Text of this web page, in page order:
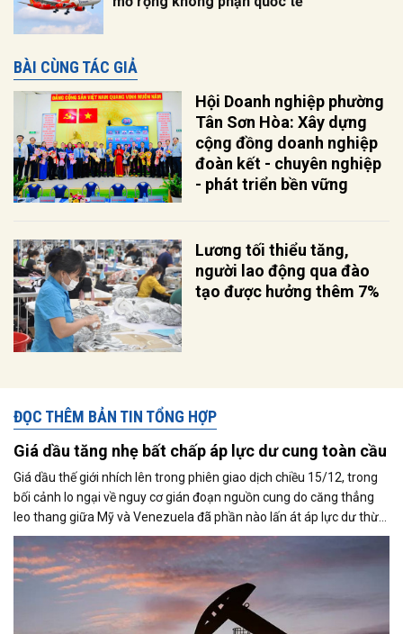
BÀI CÙNG TÁC GIẢ
Hội Doanh nghiệp phường
Tân Sơn Hòa: Xây dựng
cộng đồng doanh nghiệp
đoàn kết - chuyên nghiệp
- phát triển bền vững
Lương tối thiểu tăng,
người lao động qua đào
tạo được hưởng thêm 7%
ĐỌC THÊM BẢN TIN TỔNG HỢP
Giá dầu tăng nhẹ bất chấp áp lực dư cung toàn cầu
Giá dầu thế giới nhích lên trong phiên giao dịch chiều 15/12, trong
bối cảnh lo ngại về nguy cơ gián đoạn nguồn cung do căng thẳng
leo thang giữa Mỹ và Venezuela đã phần nào lấn át áp lực dư thừa
nguồn cung đang bao trùm thị trường. Cùng với đó, giới đầu tư tiếp
tục theo dõi sát diễn biến liên quan đến khả năng đạt được một
thỏa thuận hòa bình giữa Nga và Ukraine.